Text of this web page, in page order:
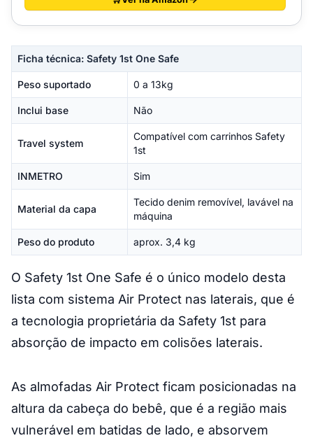
Ficha técnica: Safety 1st One Safe
Peso suportado 0 a 13kg
Inclui base Não
Travel system
Compatível com carrinhos Safety
1st
INMETRO Sim
Material da capa
Tecido denim removível, lavável na
máquina
Peso do produto aprox. 3,4 kg
O Safety 1st One Safe é o único modelo desta
lista com sistema Air Protect nas laterais, que é
a tecnologia proprietária da Safety 1st para
absorção de impacto em colisões laterais.
As almofadas Air Protect ficam posicionadas na
altura da cabeça do bebê, que é a região mais
vulnerável em batidas de lado, e absorvem